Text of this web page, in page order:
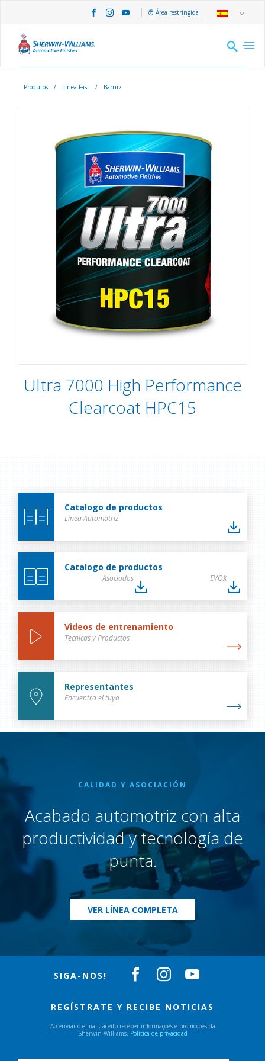
Área restringida
Produtos / Línea Fast / Barniz
Ultra 7000 High Performance
Clearcoat HPC15
Catalogo de productos
Linea Automotriz
Catalogo de productos
Asociados EVOX
Videos de entrenamiento
Tecnicas y Productos
Representantes
Encuentra el tuyo
CALIDAD Y ASOCIACIÓN
Acabado automotriz con alta
productividad y tecnología de
punta.
VER LÍNEA COMPLETA
SIGA-NOS!
REGÍSTRATE Y RECIBE NOTICIAS
Ao enviar o e-mail, aceito receber informações e promoções da
Sherwin-Williams. Política de privacidad